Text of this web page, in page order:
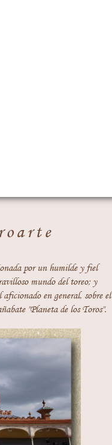
por un humilde y fiel
mundo del toreo; y
en general, sobre el
"Planeta de los Toros".